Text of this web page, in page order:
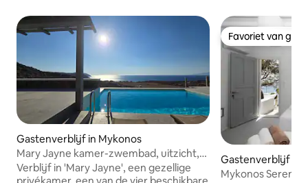
Gastenverblijf in Mykonos
Mary Jayne kamer-zwembad, uitzicht,
herinneringen in het paradijs.
Verblijf in 'Mary Jayne', een gezellige
Favoriet van
Favoriet van
Gastenverblijf in
Mykonos